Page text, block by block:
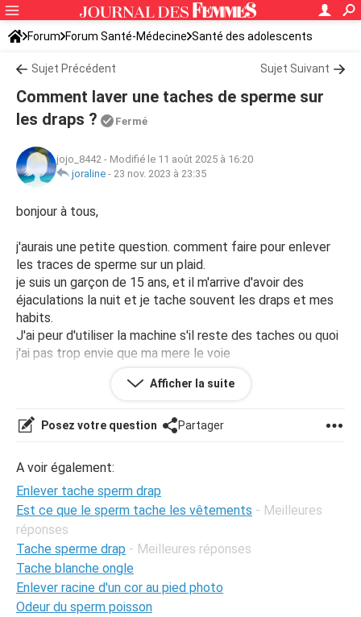
Forum Forum Santé-Médecine Santé des adolescents
Sujet Précédent Sujet Suivant
Comment laver une taches de sperme sur
les draps ?
Fermé
jojo_8442 - Modifié le 11 août 2025 à 16:20
joraline - 23 nov. 2023 à 23:35
bonjour à tous,
j'aurais une petite question. comment faire pour enlever
les traces de sperme sur un plaid.
je suis un garçon de 15 ans, et il m'arrive d'avoir des
éjaculations la nuit et je tache souvent les draps et mes
habits.
J'ai peur d'utiliser la machine s'il reste des taches ou quoi
j'ai pas trop envie que ma mere le voie
Afficher la suite
Posez votre question Partager
A voir également:
Enlever tache sperm drap
Est ce que le sperm tache les vêtements - Meilleures
réponses
Tache sperme drap - Meilleures réponses
Tache blanche ongle
Enlever racine d'un cor au pied photo
Odeur du sperm poisson